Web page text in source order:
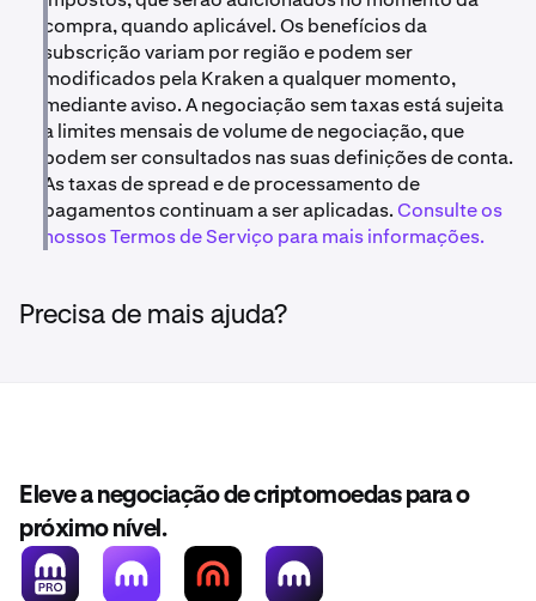
A atividade na Kraken Pro e na aplicação Kraken Pro não
é elegível.
compra, quando aplicável. Os benefícios da
subscrição variam por região e podem ser
modificados pela Kraken a qualquer momento,
mediante aviso. A negociação sem taxas está sujeita
a limites mensais de volume de negociação, que
podem ser consultados nas suas definições de conta.
As taxas de spread e de processamento de
pagamentos continuam a ser aplicadas. Consulte os
nossos Termos de Serviço para mais informações.
Precisa de mais ajuda?
Eleve a negociação de criptomoedas para o
próximo nível.